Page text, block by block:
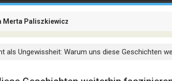
Merta Paliszkiewiczbesteht nicht mehr darin, Passagiere
als Ungewissheit: Warum uns diese Geschichten